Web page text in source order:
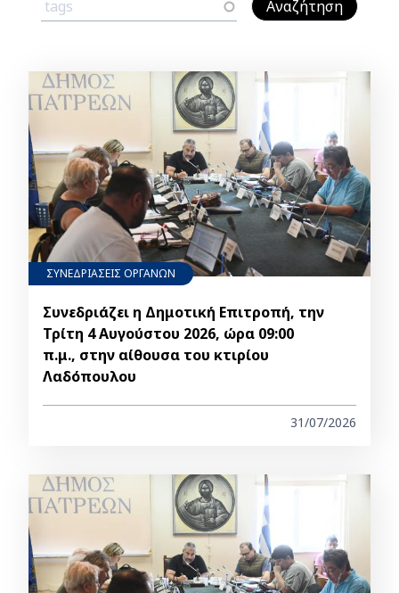
ΣΥΝΕΔΡΙΑΣΕΙΣ ΟΡΓΑΝΩΝ
Συνεδριάζει η Δημοτική Επιτροπή, την
Τρίτη 4 Αυγούστου 2026, ώρα 09:00
π.μ., στην αίθουσα του κτιρίου
Λαδόπουλου
31/07/2026